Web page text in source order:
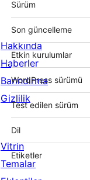
Sürüm
Son güncelleme
Etkin kurulumlar
WordPress sürümü
Test edilen sürüm
Dil
Etiketler
Hakkında
Haberler
Barındırma
Gizlilik
Vitrin
Temalar